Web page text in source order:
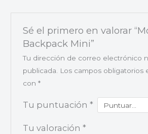
Sé el primero en valorar
Backpack Mini”
Tu dirección de correo electrónico
publicada.
Los campos obligatorios
con *
Tu puntuación *
Tu valoración *